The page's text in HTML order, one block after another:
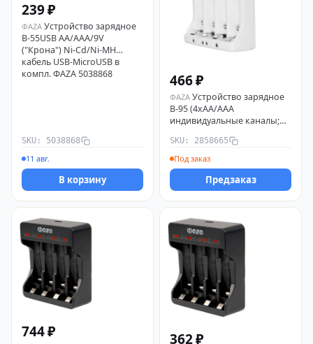
239 ₽
ФАZА Устройство зарядное
B-55USB AA/AAA/9V
("Крона") Ni-Cd/Ni-MH
кабель USB-MicroUSB в
компл. ФАZА 5038868
SKU: 5038868
11 авг.
В корзину
466 ₽
ФАZА Устройство зарядное
B-95 (4хAA/AAA
индивидуальные каналы;
110В/220В ФАZА 2858665
SKU: 2858665
Под заказ
Предзаказ
744 ₽ 362 ₽